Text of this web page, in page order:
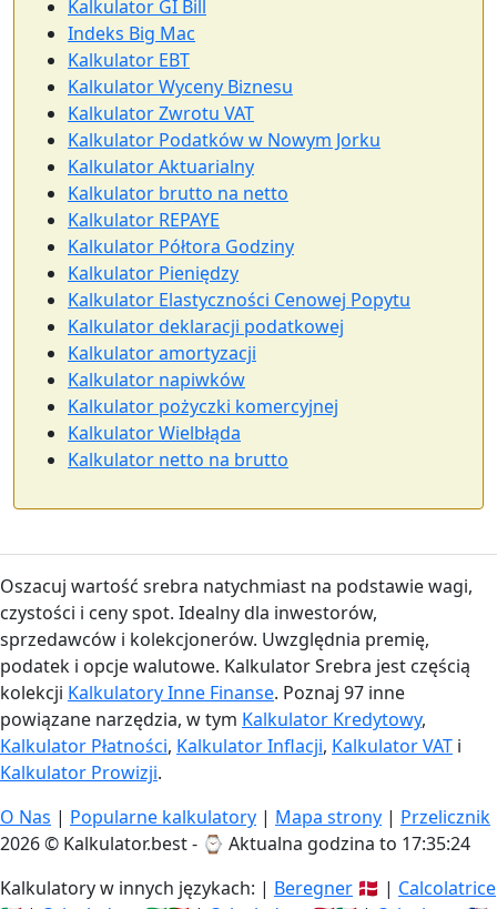
Kalkulator GI Bill
Indeks Big Mac
Kalkulator EBT
Kalkulator Wyceny Biznesu
Kalkulator Zwrotu VAT
Kalkulator Podatków w Nowym Jorku
Kalkulator Aktuarialny
Kalkulator brutto na netto
Kalkulator REPAYE
Kalkulator Półtora Godziny
Kalkulator Pieniędzy
Kalkulator Elastyczności Cenowej Popytu
Kalkulator deklaracji podatkowej
Kalkulator amortyzacji
Kalkulator napiwków
Kalkulator pożyczki komercyjnej
Kalkulator Wielbłąda
Kalkulator netto na brutto
Oszacuj wartość srebra natychmiast na podstawie wagi,
czystości i ceny spot. Idealny dla inwestorów,
sprzedawców i kolekcjonerów. Uwzględnia premię,
podatek i opcje walutowe. Kalkulator Srebra jest częścią
kolekcji Kalkulatory Inne Finanse. Poznaj 97 inne
powiązane narzędzia, w tym Kalkulator Kredytowy,
Kalkulator Płatności, Kalkulator Inflacji, Kalkulator VAT i
Kalkulator Prowizji.
O Nas | Popularne kalkulatory | Mapa strony | Przelicznik
2026 © Kalkulator.best - ⌚ Aktualna godzina to 17:35:24
Kalkulatory w innych językach: | Beregner 🇩🇰 | Calcolatrice